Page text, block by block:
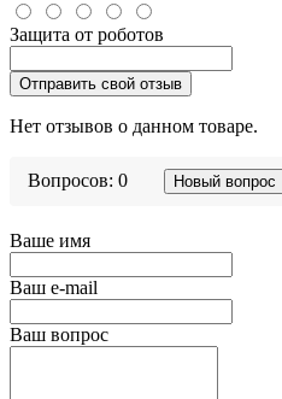
Защита от роботов
Отправить свой отзыв
Нет отзывов о данном товаре.
Вопросов: 0 Новый вопрос
Ваше имя
Ваш e-mail
Ваш вопрос